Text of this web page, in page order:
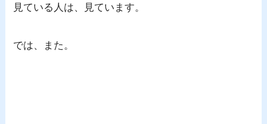
見ている人は、見ています。
では、また。